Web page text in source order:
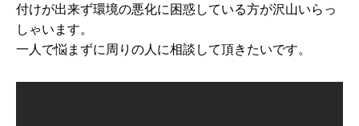
付けが出来ず環境の悪化に困惑している方が沢山いらっ
しゃいます。
一人で悩まずに周りの人に相談して頂きたいです。